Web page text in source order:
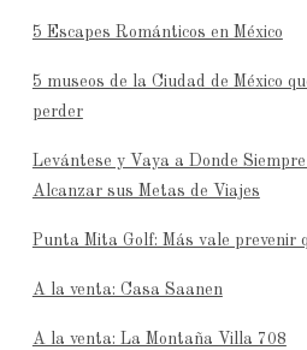
5 Escapes Románticos en México
5 museos de la Ciudad de México
perder
Levántese y Vaya a Donde
Alcanzar sus Metas de Viajes
Punta Mita Golf: Más vale prevenir
A la venta: Casa Saanen
A la venta: La Montaña Villa 708